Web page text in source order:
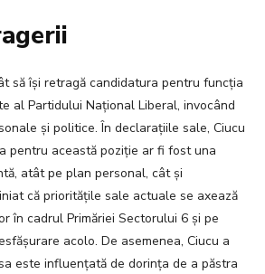
să își retragă candidatura pentru funcția
al Partidului Național Liberal, invocând
și politice. În declarațiile sale, Ciucu
pentru această poziție ar fi fost una
atât pe plan personal, cât și
că prioritățile sale actuale se axează
în cadrul Primăriei Sectorului 6 și pe
acolo. De asemenea, Ciucu a
este influențată de dorința de a păstra